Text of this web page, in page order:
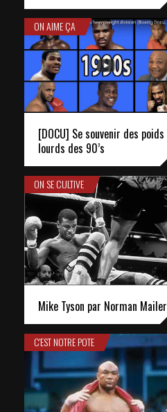
ON AIME ÇA
[DOCU] Se souvenir des poids
lourds des 90’s
ON SE CULTIVE
Mike Tyson par Norman Mailer
C'EST NOTRE POTE